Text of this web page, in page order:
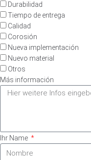
Durabilidad
Tiempo de entrega
Calidad
Corosión
Nueva implementación
Nuevo material
Otros
Más información
Ihr Name